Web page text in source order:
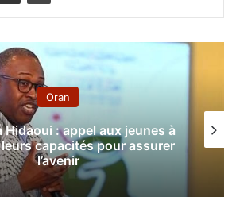
Oran
: appel aux jeunes à
capacités pour assurer
l’avenir